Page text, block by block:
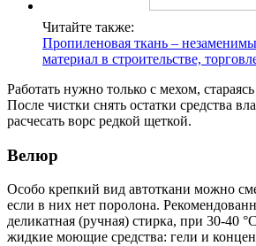
Читайте также:
Пропиленовая ткань –
материал в строительстве,
Работать нужно только с мехом, стараясь
После чистки снять остатки средства
расчесать ворс редкой щеткой.
Велюр
Особо крепкий вид автоткани можно
если в них нет поролона.
деликатная (ручная) стирка, при 30-40
жидкие моющие средства: гели и